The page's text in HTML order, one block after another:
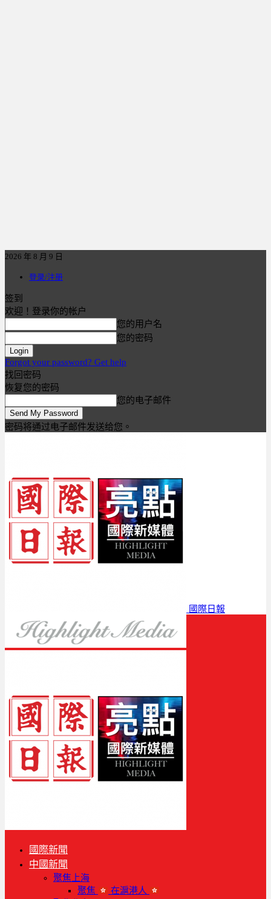
2026 年 8 月 9 日
登录/注册
签到
欢迎！登录你的帐户
您的用户名
您的密码
Forgot your password? Get help
找回密码
恢复您的密码
您的电子邮件
密码将通过电子邮件发送给您。
國際日報
國際新聞
中國新聞
聚焦上海
聚焦
在滬港人